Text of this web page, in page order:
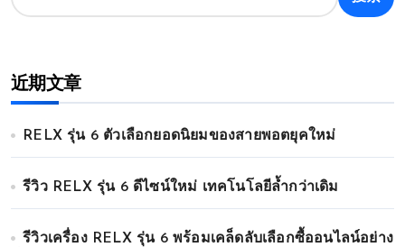
近期文章
RELX รุ่น 6 ตัวเลือกยอดนิยมของสายพอตยุคใหม่
รีวิว RELX รุ่น 6 ดีไซน์ใหม่ เทคโนโลยีล้ำกว่าเดิม
รีวิวเครื่อง RELX รุ่น 6 พร้อมเคล็ดลับเลือกซื้ออนไลน์อย่าง